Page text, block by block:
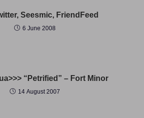
Seesmic, FriendFeed
6 June 2008
“Petrified” – Fort Minor
14 August 2007